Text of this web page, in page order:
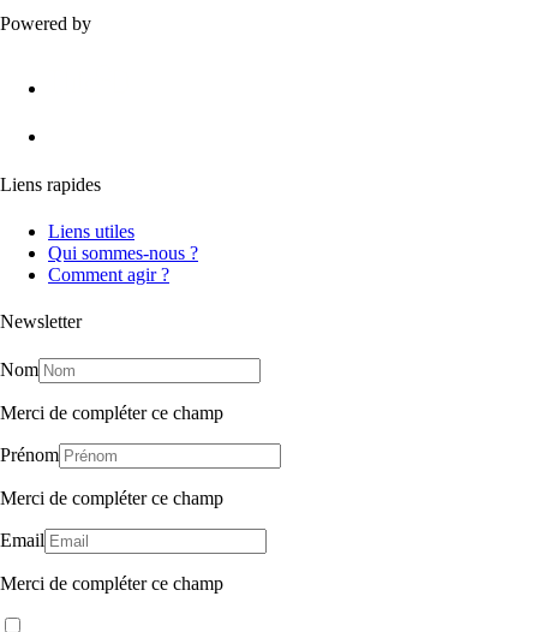
Powered by
Liens rapides
Liens utiles
Qui sommes-nous ?
Comment agir ?
Newsletter
Nom
Merci de compléter ce champ
Prénom
Merci de compléter ce champ
Email
Merci de compléter ce champ